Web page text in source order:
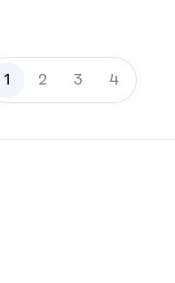
1 2 3 4